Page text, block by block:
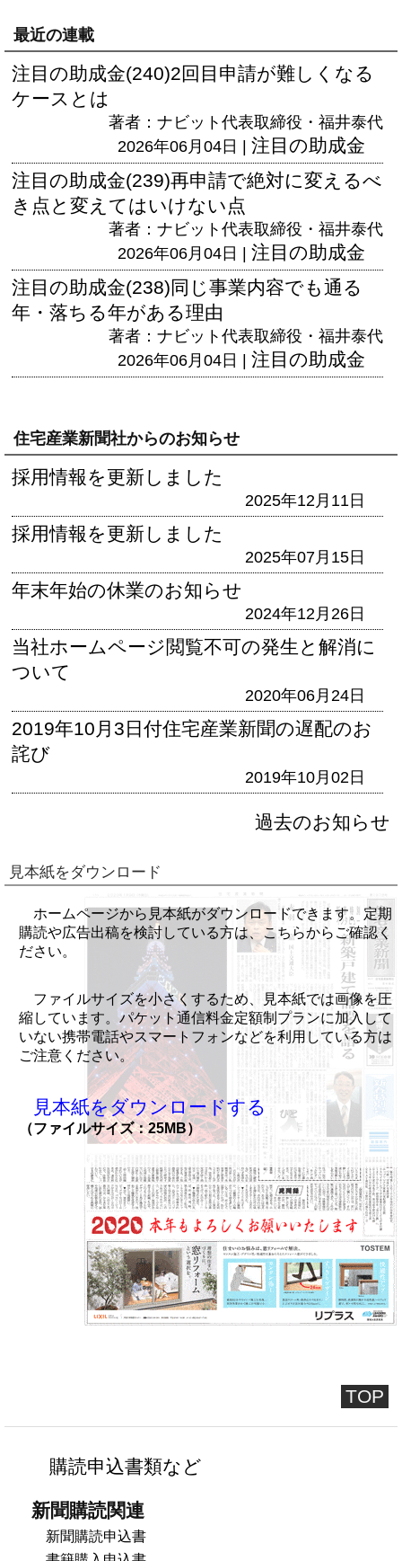
最近の連載
注目の助成金(240)2回目申請が難しくなる
ケースとは
著者：ナビット代表取締役・福井泰代
2026年06月04日 | 注目の助成金
注目の助成金(239)再申請で絶対に変えるべ
き点と変えてはいけない点
著者：ナビット代表取締役・福井泰代
2026年06月04日 | 注目の助成金
注目の助成金(238)同じ事業内容でも通る
年・落ちる年がある理由
著者：ナビット代表取締役・福井泰代
2026年06月04日 | 注目の助成金
住宅産業新聞社からのお知らせ
採用情報を更新しました
2025年12月11日
採用情報を更新しました
2025年07月15日
年末年始の休業のお知らせ
2024年12月26日
当社ホームページ閲覧不可の発生と解消に
ついて
2020年06月24日
2019年10月3日付住宅産業新聞の遅配のお
詫び
2019年10月02日
過去のお知らせ
見本紙をダウンロード
ホームページから見本紙がダウンロードできます。定期
購読や広告出稿を検討している方は、こちらからご確認く
ださい。
ファイルサイズを小さくするため、見本紙では画像を圧
縮しています。パケット通信料金定額制プランに加入して
いない携帯電話やスマートフォンなどを利用している方は
ご注意ください。
見本紙をダウンロードする
（ファイルサイズ：25MB）
TOP
購読申込書類など
新聞購読関連
新聞購読申込書